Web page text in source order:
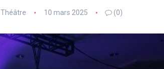
Théâtre 10 mars 2025 (0)